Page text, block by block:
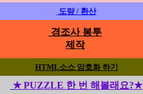
도량 / 환산
경조사 봉투
제작
HTML소스 암호화 하기
★PUZZLE 한 번 해볼래요?★